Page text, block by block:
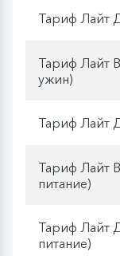
Тариф Лайт
Тариф Лайт
ужин)
Тариф Лайт
Тариф Лайт
питание)
Тариф Лайт
питание)